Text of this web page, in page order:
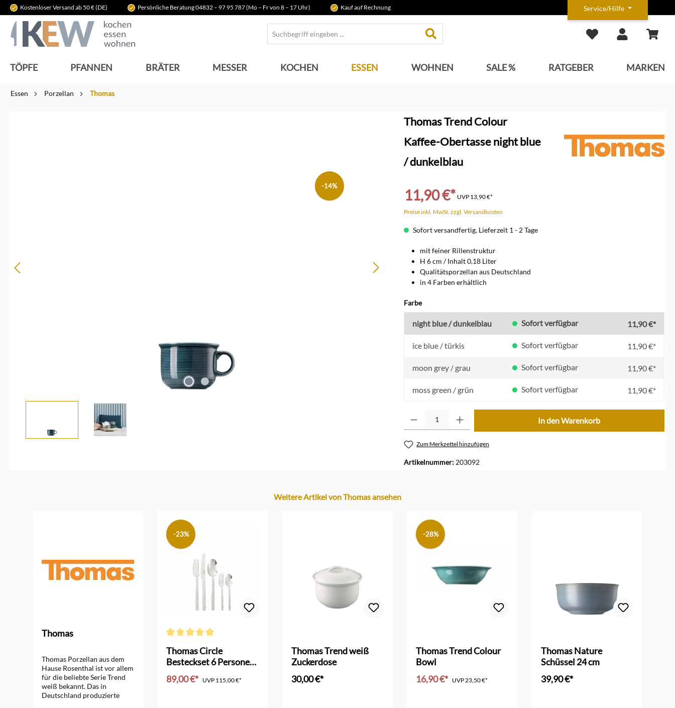
Zur Hauptnavigation springen
Kostenloser Versand ab 50 € (DE) Persönliche Beratung 04832 – 97 95 787 (Mo – Fr von 8 – 17 Uhr) Kauf auf Rechnung Service/Hilfe
TÖPFE PFANNEN BRÄTER MESSER KOCHEN ESSEN WOHNEN SALE % RATGEBER MARKEN
Essen Porzellan Thomas
-14%
Thomas Trend Colour
Kaffee-Obertasse night blue
/ dunkelblau
11,90 €* UVP 13,90 €*
Preise inkl. MwSt. zzgl. Versandkosten
Sofort versandfertig, Lieferzeit 1 - 2 Tage
mit feiner Rillenstruktur
H 6 cm / Inhalt 0,18 Liter
Qualitätsporzellan aus Deutschland
in 4 Farben erhältlich
Farbeauswählen
night blue / dunkelblau Sofort verfügbar 11,90 €*
ice blue / türkis Sofort verfügbar 11,90 €*
moon grey / grau Sofort verfügbar 11,90 €*
moss green / grün Sofort verfügbar 11,90 €*
In den Warenkorb
Zum Merkzettel hinzufügen
Artikelnummer: 203092
Weitere Artikel von Thomas ansehen
Thomas
Thomas Porzellan aus dem
Hause Rosenthal ist vor allem
für die beliebte Serie Trend
weiß bekannt. Das in
Deutschland produzierte
-23%
Thomas Circle
Besteckset 6 Personen
Edelstahl
89,00 €* UVP 115,00 €*
Thomas Trend weiß
Zuckerdose
30,00 €*
-28%
Thomas Trend Colour
Bowl
16,90 €* UVP23,50 €*
Thomas Nature
Schüssel 24 cm
39,90 €*